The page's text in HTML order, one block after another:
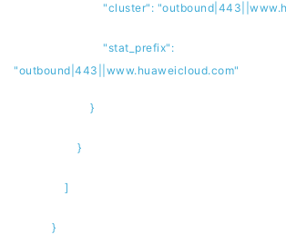
"cluster":
"stat_prefix":
"outbound|443||www.huaweicloud.com"
}
}
]
}